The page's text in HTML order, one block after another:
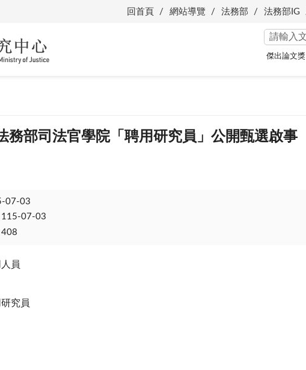
回首頁 網站導覽 法務部 法務部IG
傑出論文獎
務部司法官學院「聘用研究員」公開甄選啟事
07-03
115-07-03
408
員
究員